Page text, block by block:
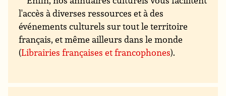
l'accès à diverses ressources et à des
événements culturels sur tout le territoire
français, et même ailleurs dans le monde
(Librairies françaises et francophones).